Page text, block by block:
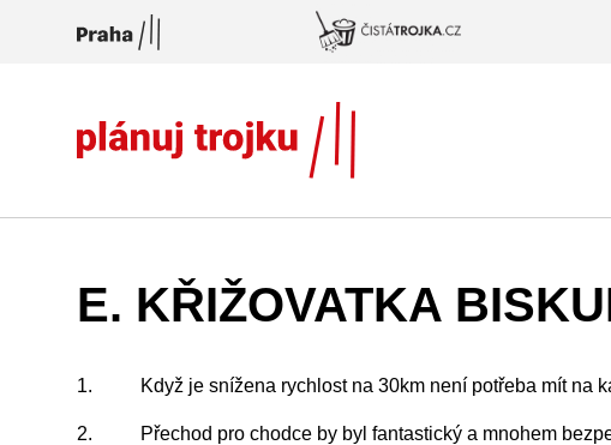
Přeskočit na hlavní obsah
E. KŘIŽOVATKA
1. Když je snížena rychlost na 30km není potřeba mít na
2. Přechod pro chodce by byl fantastický a mnohem